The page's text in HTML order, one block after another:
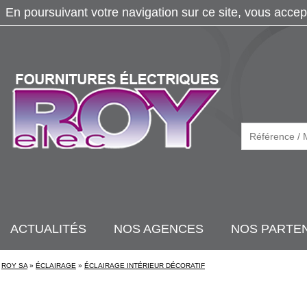
ACTUALITÉS NOS AGENCES NOS
ROY SA » ÉCLAIRAGE » ÉCLAIRAGE INTÉRIEUR DÉCORATIF
En poursuivant votre navigation sur ce site, vous